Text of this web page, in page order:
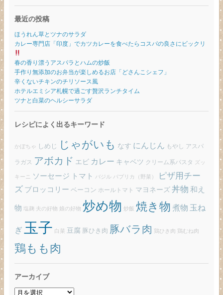
最近の投稿
ほうれん草とツナのサラダ
カレー専門店「印度」でカツカレーを食べたらコスパの良さにビックリ
春の香り漂うアスパラとハムの炒飯
手作り無添加のお弁当が楽しめるお店「どさんこシェフ」
辛くないチキンのチリソース風
ホテルエミシア札幌で過ごす贅沢ランチタイム
ツナと白菜のヘルシーサラダ
レシピによく出るキーワード
かぼちゃ しめじ じゃがいも なす にんじん もやし アスパ
ラガス アボカド エビ カレー キャベツ クリーム系パスタ ズッ
キーニ ソーセージ トマト バジル パプリカ（野菜）
ピザ用チー
ズ ブロッコリー ベーコン ホールトマト マヨネーズ丼物 和え
物 塩麹 夫の好物 娘の好物 炒め物 炒飯 焼き物煮物 玉ね
ぎ玉子 白菜 豆腐 豚ひき肉 豚バラ肉 鶏ひき肉 鶏むね肉
鶏もも肉
アーカイブ
ア